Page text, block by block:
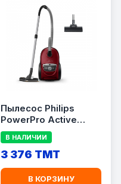
Пылесос Philips
PowerPro Active
FC9174/01
В НАЛИЧИИ
3 376 TMT
В КОРЗИНУ